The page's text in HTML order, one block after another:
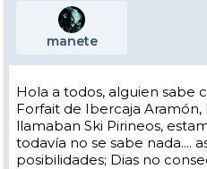
manete
Hola a todos, alguien sabe
Forfait de Ibercaja
llamaban Ski Pirineos,
todavía no se sabe nada....
posibilidades; Dias no